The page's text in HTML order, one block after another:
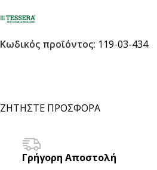
Κωδικός προϊόντος: 119-03-434
ΖΗΤΗΣΤΕ ΠΡΟΣΦΟΡΑ
Γρήγορη Αποστολή